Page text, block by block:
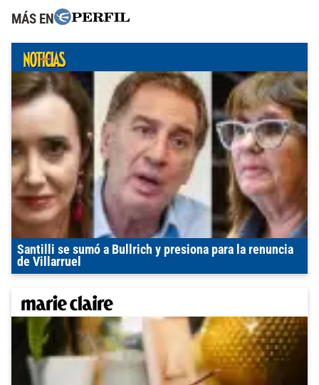
MÁS EN
Santilli se sumó a Bullrich y presiona para la renuncia
de Villarruel